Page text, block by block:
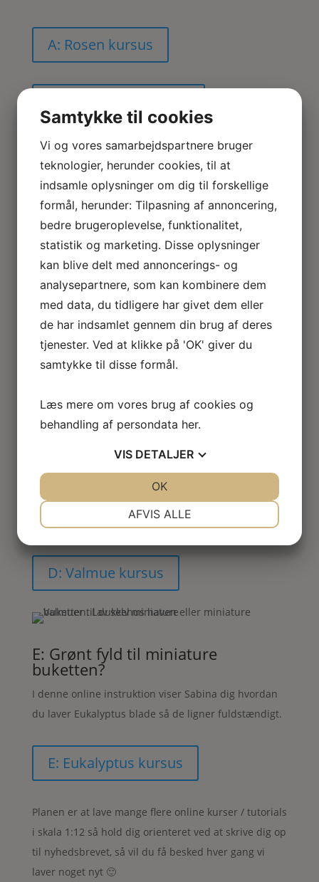
A: Rosen kursus
C: Er du i tvivl om hvordan du
laver Klematis?
Sabina hjælper dig på vej med et dansk online
kursus, her viser hun hvordan du laver Klematis med
den variation i blade og blomster som der skal til for
at den bliver så realistisk som muligt.
C: Klematis kursus
Miniature Valmue blomster til
dukkehus haven
I dette kursus fortæller Sabina dig hvordan du får
dem fine og realistiske med de helt rigtige Valmue
frøkapsler.
D: Valmue kursus
E: Grønt fyld til miniature
buketten?
I denne online instruktion viser Sabina dig hvordan
du laver Eukalyptus blade så de ligner fuldstændigt.
E: Eukalyptus kursus
Planen er at lave mange flere online kurser / tutorials
i skala 1:12 så hold dig orienteret ved at skrive dig op
til nyhedsbrevet, så vil du få besked hver gang vi
laver noget nyt 🙂
Samtykke til cookies
Vi og vores samarbejdspartnere bruger
teknologier, herunder cookies, til at
indsamle oplysninger om dig til forskellige
formål, herunder: Tilpasning af annoncering,
bedre brugeroplevelse, funktionalitet,
statistik og marketing. Disse oplysninger
kan blive delt med annoncerings- og
analysepartnere, som kan kombinere dem
med data, du tidligere har givet dem eller
de har indsamlet gennem din brug af deres
tjenester. Ved at klikke på 'OK' giver du
samtykke til disse formål.
Læs mere om vores brug af cookies og
behandling af persondata her.
VIS DETALJER
MARKETING
AFVIS ALLE
OK